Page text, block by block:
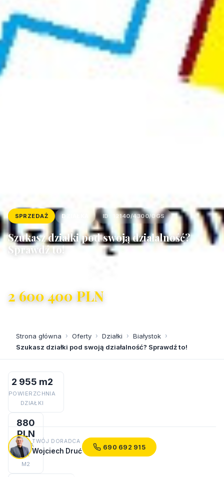
SPRZEDAŻ DZIAŁKA ID: 12140/4300/OGS
Szukasz działki pod swoją działalność?
Sprawdź to!
2 600 400 PLN
Strona główna › Oferty › Działki › Białystok ›
Szukasz działki pod swoją działalność? Sprawdź to!
2 955 m2
POWIERZCHNIA
DZIAŁKI
880
PLN
CENA
ZA
M2
TWÓJ DORADCA
Wojciech Druć 690 692 915